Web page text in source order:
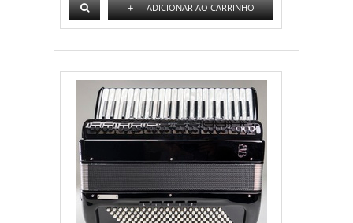
+ ADICIONAR AO CARRINHO